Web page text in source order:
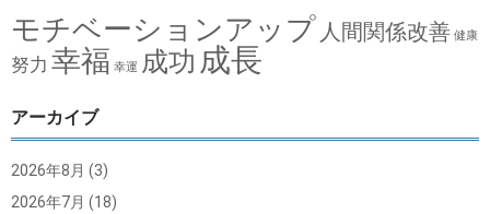
モチベーションアップ 人間関係改善 健康
努力 幸福 幸運 成功 成長
アーカイブ
2026年8月 (3)
2026年7月 (18)